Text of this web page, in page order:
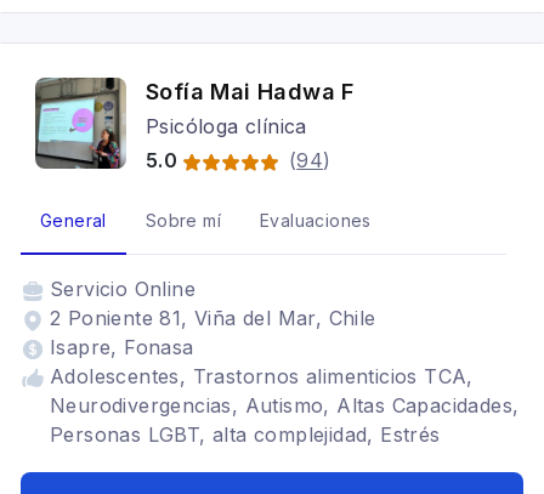
Sofía Mai Hadwa F
Psicóloga clínica
5.0
(94)
General Sobre mí Evaluaciones
Servicio Online
2 Poniente 81, Viña del Mar, Chile
Isapre, Fonasa
Adolescentes, Trastornos alimenticios TCA,
Neurodivergencias, Autismo, Altas Capacidades,
Personas LGBT, alta complejidad, Estrés